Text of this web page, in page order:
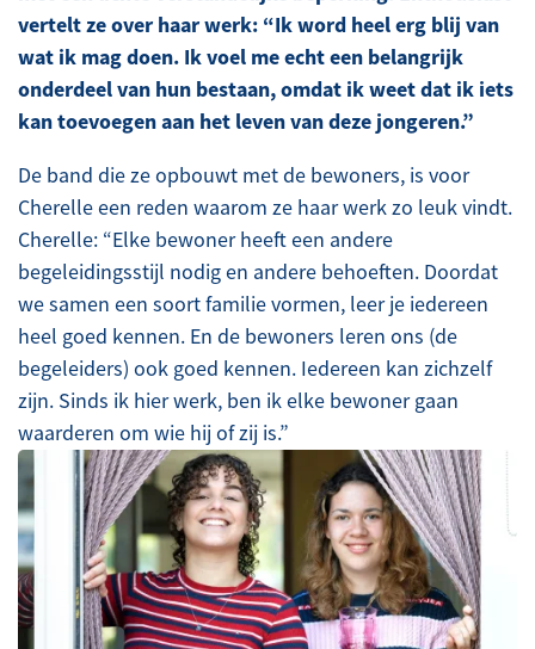
vertelt ze over haar werk: “Ik word heel erg blij van
wat ik mag doen. Ik voel me echt een belangrijk
onderdeel van hun bestaan, omdat ik weet dat ik iets
kan toevoegen aan het leven van deze jongeren.”
De band die ze opbouwt met de bewoners, is voor
Cherelle een reden waarom ze haar werk zo leuk vindt.
Cherelle: “Elke bewoner heeft een andere
begeleidingsstijl nodig en andere behoeften. Doordat
we samen een soort familie vormen, leer je iedereen
heel goed kennen. En de bewoners leren ons (de
begeleiders) ook goed kennen. Iedereen kan zichzelf
zijn. Sinds ik hier werk, ben ik elke bewoner gaan
waarderen om wie hij of zij is.”